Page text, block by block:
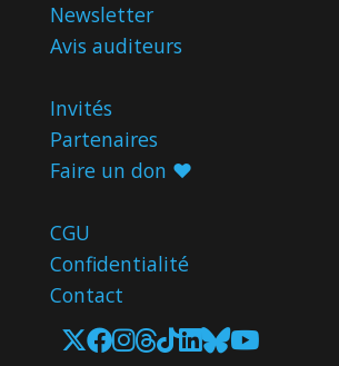
Newsletter
Avis auditeurs
Invités
Partenaires
Faire un don ♥️
CGU
Confidentialité
Contact